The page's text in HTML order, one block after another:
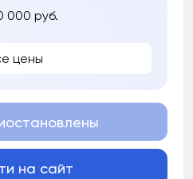
000 руб.
цены
на сайт